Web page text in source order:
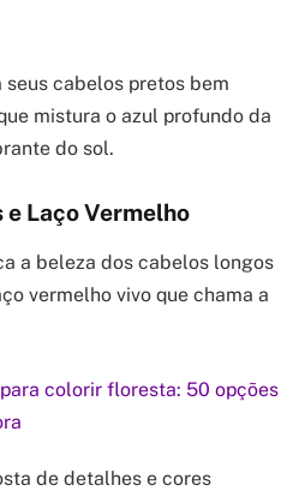
cabelos pretos bem
mistura o azul profundo da
do sol.
e Laço Vermelho
a beleza dos cabelos longos
vermelho vivo que chama a
colorir floresta: 50 opções
de detalhes e cores